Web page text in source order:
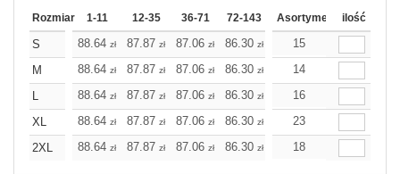
Rozmiar 1-11 12-35 36-71 72-143 144-287 288 Dodaj
Asortyment ilość
S 88.64 zł 87.87 zł 87.06 zł 86.30 zł 85.53
15
M
88.64 zł 87.87 zł 87.06 zł 86.30 zł 85.53
14
L
88.64 zł 87.87 zł 87.06 zł 86.30 zł 85.53
16
XL
88.64 zł 87.87 zł 87.06 zł 86.30 zł 85.53
23
2XL
88.64 zł 87.87 zł 87.06 zł 86.30 zł 85.53
18